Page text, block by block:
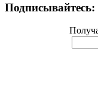
Подписывайтесь: